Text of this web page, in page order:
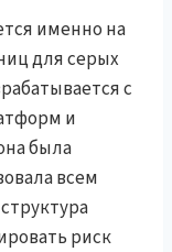
именно на
для серых
с
и
была
всем
риск